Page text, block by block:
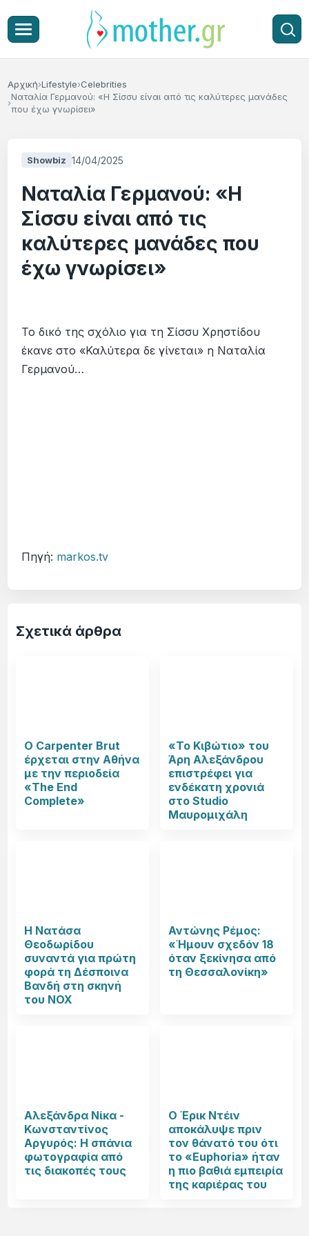
Αρχική Lifestyle Celebrities
Ναταλία Γερμανού: «Η Σίσσυ είναι από τις καλύτερες μανάδες
που έχω γνωρίσει»
Showbiz 14/04/2025
Ναταλία Γερμανού: «Η
Σίσσυ είναι από τις
καλύτερες μανάδες που
έχω γνωρίσει»
Το δικό της σχόλιο για τη Σίσσυ Χρηστίδου
έκανε στο «Καλύτερα δε γίνεται» η Ναταλία
Γερμανού…
Πηγή: markos.tv
Σχετικά άρθρα
Ο Carpenter Brut
έρχεται στην Αθήνα
με την περιοδεία
«The End
Complete»
«Το Κιβώτιο» του
Άρη Αλεξάνδρου
επιστρέφει για
ενδέκατη χρονιά
στο Studio
Μαυρομιχάλη
Η Νατάσα
Θεοδωρίδου
συναντά για πρώτη
φορά τη Δέσποινα
Βανδή στη σκηνή
του NOX
Αντώνης Ρέμος:
«Ήμουν σχεδόν 18
όταν ξεκίνησα από
τη Θεσσαλονίκη»
Αλεξάνδρα Νίκα -
Κωνσταντίνος
Αργυρός: Η σπάνια
φωτογραφία από
τις διακοπές τους
Ο Έρικ Ντέιν
αποκάλυψε πριν
τον θάνατό του ότι
το «Euphoria» ήταν
η πιο βαθιά εμπειρία
της καριέρας του